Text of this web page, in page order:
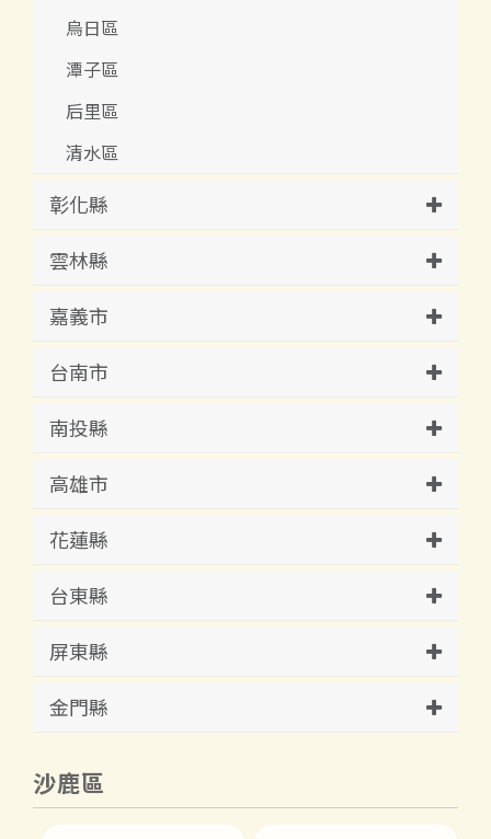
烏日區
潭子區
后里區
清水區
彰化縣
雲林縣
嘉義市
台南市
南投縣
高雄市
花蓮縣
台東縣
屏東縣
金門縣
沙鹿區